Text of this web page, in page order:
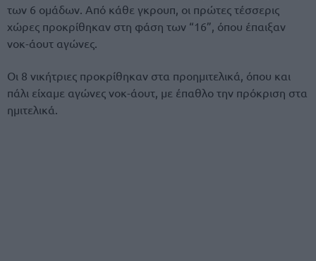
των 6 ομάδων. Από κάθε γκρουπ, οι πρώτες τέσσερις
χώρες προκρίθηκαν στη φάση των “16”, όπου έπαιξαν
νοκ-άουτ αγώνες.
Οι 8 νικήτριες προκρίθηκαν στα προημιτελικά, όπου και
πάλι είχαμε αγώνες νοκ-άουτ, με έπαθλο την πρόκριση στα
ημιτελικά.